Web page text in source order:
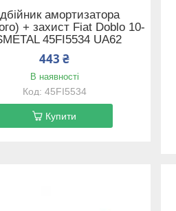
амортизатора
+ захист Fiat Doblo 10-
45FI5534 UA62
443 ₴
В наявності
45FI5534
Купити